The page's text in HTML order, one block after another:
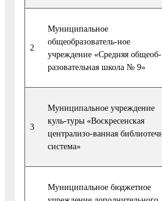
2
Муниципальное
общеобразователь-ное
учреждение «Средняя общеоб-
разовательная школа № 9»
3
Муниципальное учреждение
куль-туры «Воскресенская
централизо-ванная
система»
Муниципальное бюджетное